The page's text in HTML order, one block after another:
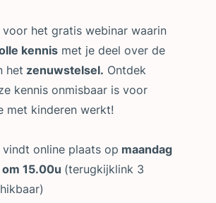
voor het gratis webinar waarin
kennismet je deel over de
het zenuwstelsel. Ontdek
kennis onmisbaar is voor
met kinderen werkt!
online plaats op maandag
15.00u (terugkijklink 3